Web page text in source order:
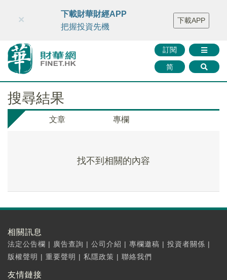
財華智庫網 FINTV FINMETA 財華證券 媒體矩陣
智庫沙龍
聯絡我們
訂閱
简
×
下載財華財經APP
把握投資先機
下載APP
搜尋結果
文章 專欄
找不到相關的內容
相關訊息
法定公告欄 | 廣告查詢 | 公司介紹 | 專欄邀稿 | 投資者關係 |
版權聲明 | 重要聲明 | 私隱政策 | 聯絡我們
友情鏈接